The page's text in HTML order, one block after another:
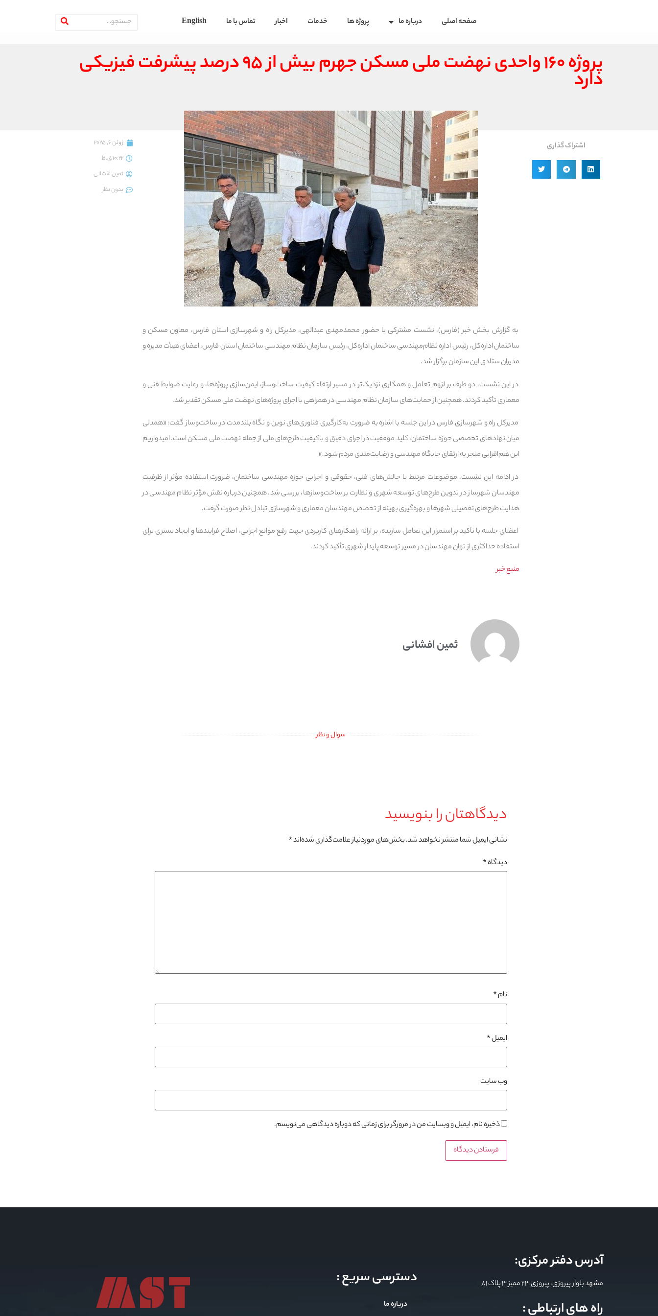
صفحه اصلی درباره ما پروژه ها خدمات اخبار تماس با ما English
پروژه ۱۶۰ واحدی نهضت ملی مسکن جهرم بیش از ۹۵ درصد پیشرفت فیزیکی
دارد
اشتراک گذاری
به گزارش بخش خبر (فارس)، نشست مشترکی با حضور محمدمهدی عبدالهی، مدیرکل راه و شهرسازی استان فارس، معاون مسکن و
ساختمان اداره‌کل، رئیس اداره نظام‌مهندسی ساختمان اداره‌کل، رئیس سازمان نظام مهندسی ساختمان استان فارس، اعضای هیأت مدیره و
مدیران ستادی این سازمان برگزار شد.
در این نشست، دو طرف بر لزوم تعامل و همکاری نزدیک‌تر در مسیر ارتقاء کیفیت ساخت‌وساز، ایمن‌سازی پروژه‌ها، و رعایت ضوابط فنی و
معماری تأکید کردند. همچنین از حمایت‌های سازمان نظام مهندسی در همراهی با اجرای پروژه‌های نهضت ملی مسکن تقدیر شد.
مدیرکل راه و شهرسازی فارس در این جلسه با اشاره به ضرورت به‌کارگیری فناوری‌های نوین و نگاه بلندمدت در ساخت‌وساز گفت: «همدلی
میان نهادهای تخصصی حوزه ساختمان، کلید موفقیت در اجرای دقیق و باکیفیت طرح‌های ملی از جمله نهضت ملی مسکن است. امیدواریم
این هم‌افزایی منجر به ارتقای جایگاه مهندسی و رضایت‌مندی مردم شود.»
در ادامه این نشست، موضوعات مرتبط با چالش‌های فنی، حقوقی و اجرایی حوزه مهندسی ساختمان، ضرورت استفاده مؤثر از ظرفیت
مهندسان شهرساز در تدوین طرح‌های توسعه شهری و نظارت بر ساخت‌وسازها، بررسی شد. همچنین درباره نقش مؤثر نظام مهندسی در
هدایت طرح‌های تفصیلی شهرها و بهره‌گیری بهینه از تخصص مهندسان معماری و شهرسازی تبادل نظر صورت گرفت.
اعضای جلسه با تأکید بر استمرار این تعامل سازنده، بر ارائه راهکارهای کاربردی جهت رفع موانع اجرایی، اصلاح فرایندها و ایجاد بستری برای
استفاده حداکثری از توان مهندسان در مسیر توسعه پایدار شهری تأکید کردند.
منبع خبر
ثمین افشانی
سوال و نظر
دیدگاهتان را بنویسید
نشانی ایمیل شما منتشر نخواهد شد.بخش‌های موردنیاز علامت‌گذاری شده‌اند*
دیدگاه*
نام*
ایمیل*
وب‌ سایت
ذخیره نام، ایمیل و وبسایت من در مرورگر برای زمانی که دوباره دیدگاهی می‌نویسم.
ژوئن 6, 2025
10:22 ق.ظ
ثمین افشانی
بدون نظر
آدرس دفتر مرکزی:
مشهد بلوار پیروزی، پیروزی 23 ممیز 3 پلاک 81
راه های ارتباطی :
دسترسی سریع :
درباره ما